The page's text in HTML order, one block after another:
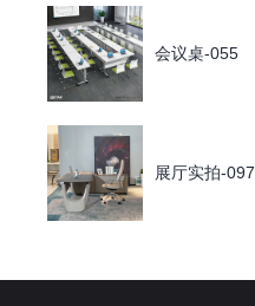
会议桌-055
展厅实拍-097